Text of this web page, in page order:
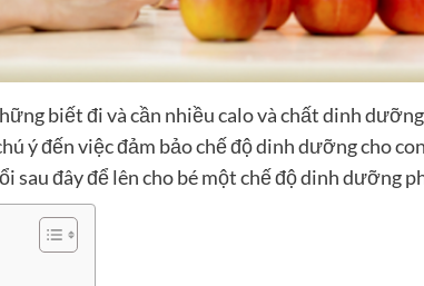
biết đi và cần nhiều calo và chất dinh
ý đến việc đảm bảo chế độ dinh dưỡng cho
sau đây để lên cho bé một chế độ dinh dưỡng